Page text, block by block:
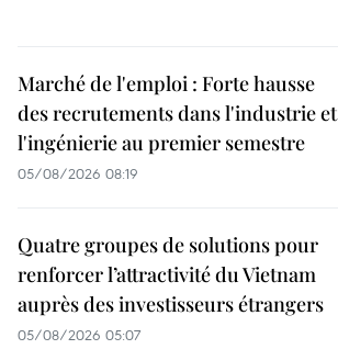
Marché de l'emploi : Forte hausse
des recrutements dans l'industrie et
l'ingénierie au premier semestre
05/08/2026 08:19
Quatre groupes de solutions pour
renforcer l’attractivité du Vietnam
auprès des investisseurs étrangers
05/08/2026 05:07